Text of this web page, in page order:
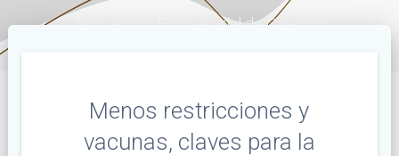
Asociación Empresarial de Catering
Menos restricciones y
vacunas, claves para la